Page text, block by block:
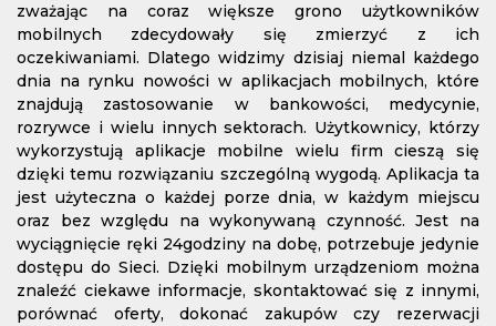
zważając na coraz większe grono użytkowników
mobilnych zdecydowały się zmierzyć z ich
oczekiwaniami. Dlatego widzimy dzisiaj niemal każdego
dnia na rynku nowości w aplikacjach mobilnych, które
znajdują zastosowanie w bankowości, medycynie,
rozrywce i wielu innych sektorach. Użytkownicy, którzy
wykorzystują aplikacje mobilne wielu firm cieszą się
dzięki temu rozwiązaniu szczególną wygodą. Aplikacja ta
jest użyteczna o każdej porze dnia, w każdym miejscu
oraz bez względu na wykonywaną czynność. Jest na
wyciągnięcie ręki 24godziny na dobę, potrzebuje jedynie
dostępu do Sieci. Dzięki mobilnym urządzeniom można
znaleźć ciekawe informacje, skontaktować się z innymi,
porównać oferty, dokonać zakupów czy rezerwacji